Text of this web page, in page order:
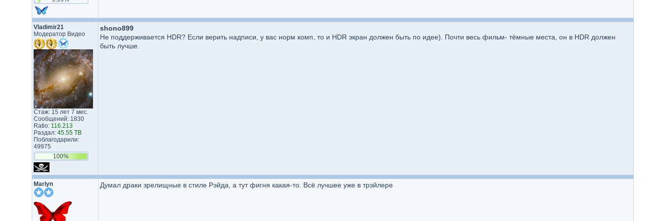
Vladimir21
Модератор Видео
Стаж: 15 лет 7 мес.
Сообщений: 1830
Ratio: 116.213
Раздал: 45.55 TB
Поблагодарили:
49975
100%
shono899
Не поддерживается HDR? Если верить надписи, у вас норм комп, то и HDR экран должен быть по идее). Почти весь фильм- тёмные места, он в HDR должен
быть лучше.
Marlyn Думал драки зрелищные в стиле Рэйда, а тут фигня какая-то. Всё лучшее уже в трэйлере